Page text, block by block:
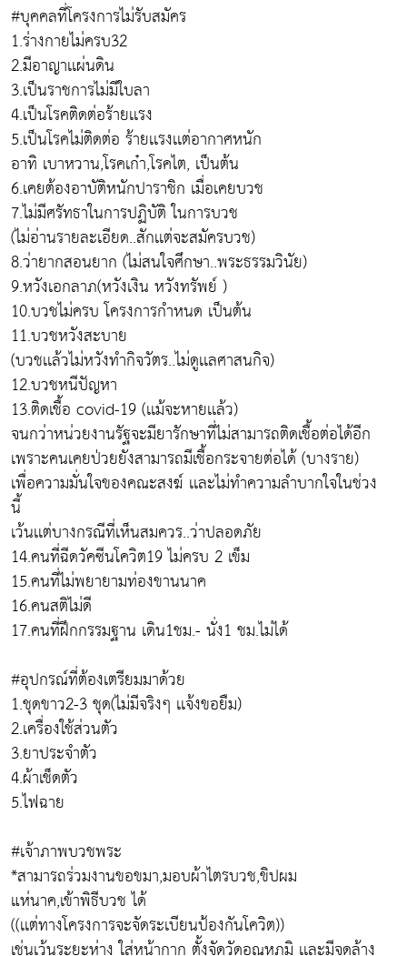
#บุคคลที่โครงการไม่รับสมัคร
1.ร่างกายไม่ครบ32
2.มีอาญาเเผ่นดิน
3.เป็นราชการไม่มีใบลา
4.เป็นโรคติดต่อร้ายเเรง
5.เป็นโรคไม่ติดต่อ ร้ายเเรงเเต่อากาศหนัก
อาทิ เบาหวาน,โรคเก๋า,โรคไต, เป็นต้น
6.เคยต้องอาบัติหนักปาราชิก เมื่อเคยบวช
7.ไม่มีศรัทธาในการปฏิบัติ ในการบวช
(ไม่อ่านรายละเอียด..สักเเต่จะสมัครบวช)
8.ว่ายากสอนยาก (ไม่สนใจศึกษา..พระธรรมวินัย)
9.หวังเอกลาภ(หวังเงิน หวังทรัพย์ )
10.บวชไม่ครบ โครงการกำหนด เป็นต้น
11.บวชหวังสะบาย
(บวชเเล้วไม่หวังทำกิจวัตร..ไม่ดูเเลศาสนกิจ)
12.บวชหนีปัญหา
13.ติดเชื้อ covid-19 (เเม้จะหายเเล้ว)
จนกว่าหน่วยงานรัฐจะมียารักษาที่ไม่สามารถติดเชื้อต่อได้อีก
เพราะคนเคยป่วยยังสามารถมีเชื้อกระจายต่อได้ (บางราย)
เพื่อความมั่นใจของคณะสงฆ์ เเละไม่ทำความลำบากใจในช่วง
นี้
เว้นเเต่บางกรณีที่เห็นสมควร..ว่าปลอดภัย
14.คนที่ฉีดวัคซีนโควิต19 ไม่ครบ 2 เข็ม
15.คนที่ไม่พยายามท่องขานนาค
16.คนสติไม่ดี
17.คนที่ฝึกกรรมฐาน เดิน1ชม.- นั่ง1 ชม.ไม่ได้
#อุปกรณ์ที่ต้องเตรียมมาด้วย
1.ชุดขาว2-3 ชุด(ไม่มีจริงๆ เเจ้งขอยืม)
2.เครื่องใช้ส่วนตัว
3.ยาประจำตัว
4.ผ้าเช็ดตัว
5.ไฟฉาย
#เจ้าภาพบวชพระ
*สามารถร่วมงานขอขมา,มอบผ้าไตรบวช,ขิปผม
แห่นาค,เข้าพิธีบวช ได้
((เเต่ทางโครงการจะจัดระเบียนป้องกันโควิต))
เช่นเว้นระยะห่าง ใส่หน้ากาก ตั้งจัดวัดอุณหภูมิ เเละมีจุดล้าง